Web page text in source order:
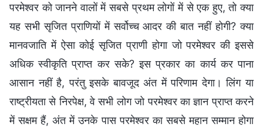
परमेश्वर को जानने वालों में सबसे प्रथम लोगों में से एक हुए, तो क्या
यह सभी सृजित प्राणियों में सर्वोच्च आदर की बात नहीं होगी? क्या
मानवजाति में ऐसा कोई सृजित प्राणी होगा जो परमेश्वर की इससे
अधिक स्वीकृति प्राप्त कर सके? इस प्रकार का कार्य कर पाना
आसान नहीं है, परंतु इसके बावजूद अंत में परिणाम देगा। लिंग या
राष्ट्रीयता से निरपेक्ष, वे सभी लोग जो परमेश्वर का ज्ञान प्राप्त करने
में सक्षम हैं, अंत में उनके पास परमेश्वर का सबसे महान सम्मान होगा